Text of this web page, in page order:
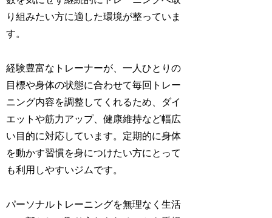
り組みたい方に適した環境が整っていま
す。
経験豊富なトレーナーが、一人ひとりの
目標や身体の状態に合わせて毎回トレー
ニング内容を調整してくれるため、ダイ
エットや筋力アップ、健康維持など幅広
い目的に対応しています。定期的に身体
を動かす習慣を身につけたい方にとって
も利用しやすいジムです。
パーソナルトレーニングを無理なく生活